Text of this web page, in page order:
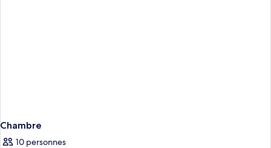
Chambre
10 personnes